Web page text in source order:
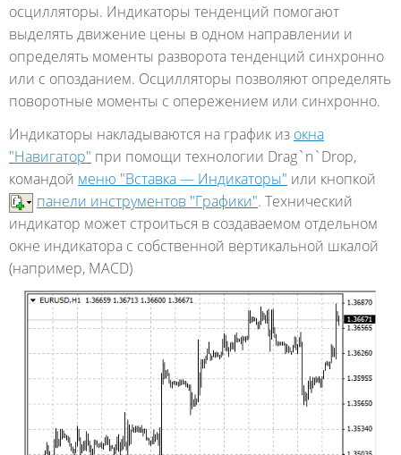
осцилляторы. Индикаторы тенденций помогают
выделять движение цены в одном направлении и
определять моменты разворота тенденций синхронно
или с опозданием. Осцилляторы позволяют определять
поворотные моменты с опережением или синхронно.
Индикаторы накладываются на график из окна
"Навигатор" при помощи технологии Drag`n`Drop,
командой меню "Вставка — Индикаторы" или кнопкой
панели инструментов "Графики". Технический
индикатор может строиться в создаваемом отдельном
окне индикатора с собственной вертикальной шкалой
(например, MACD)